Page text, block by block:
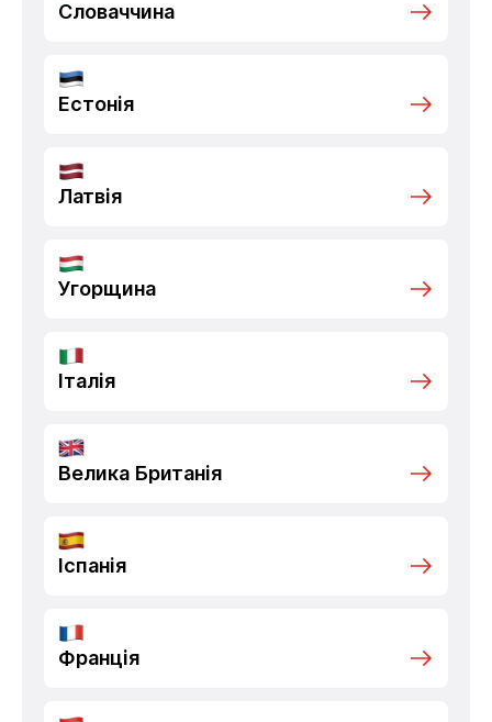
Словаччина
Естонія
Латвія
Угорщина
Італія
Велика Британія
Іспанія
Франція